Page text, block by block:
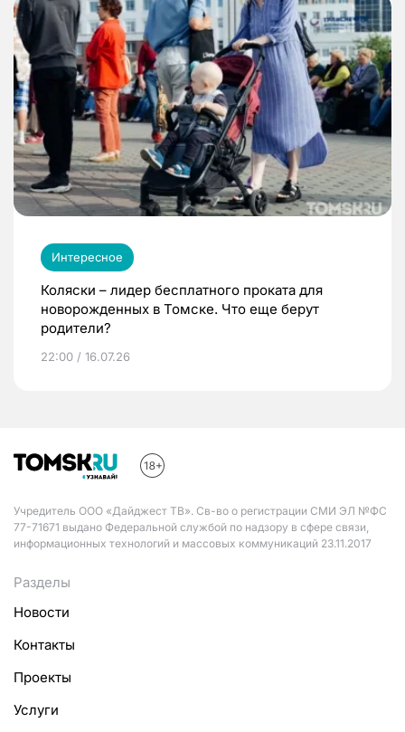
Интересное
Коляски – лидер бесплатного проката для
новорожденных в Томске. Что еще берут
родители?
22:00 / 16.07.26
Учредитель ООО «Дайджест ТВ». Св-во о регистрации СМИ ЭЛ №ФС
77-71671 выдано Федеральной службой по надзору в сфере связи,
информационных технологий и массовых коммуникаций 23.11.2017
Разделы
Новости
Контакты
Проекты
Услуги